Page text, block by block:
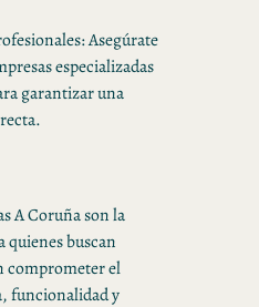
Asegúrate
especializadas
garantizar una
A Coruña son la
quienes buscan
comprometer el
funcionalidad y